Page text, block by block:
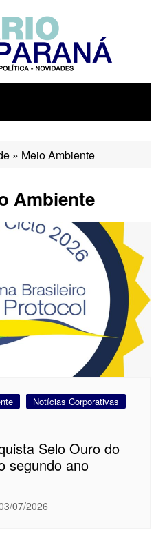
» Meio Ambiente
Ambiente
Notícias Corporativas
Selo Ouro do
segundo ano
07/2026